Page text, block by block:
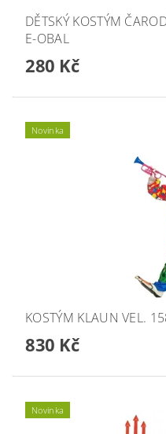
DĚTSKÝ KOSTÝM
E-OBAL
280 Kč
Novinka
KOSTÝM KLAUN VEL.
830 Kč
Novinka